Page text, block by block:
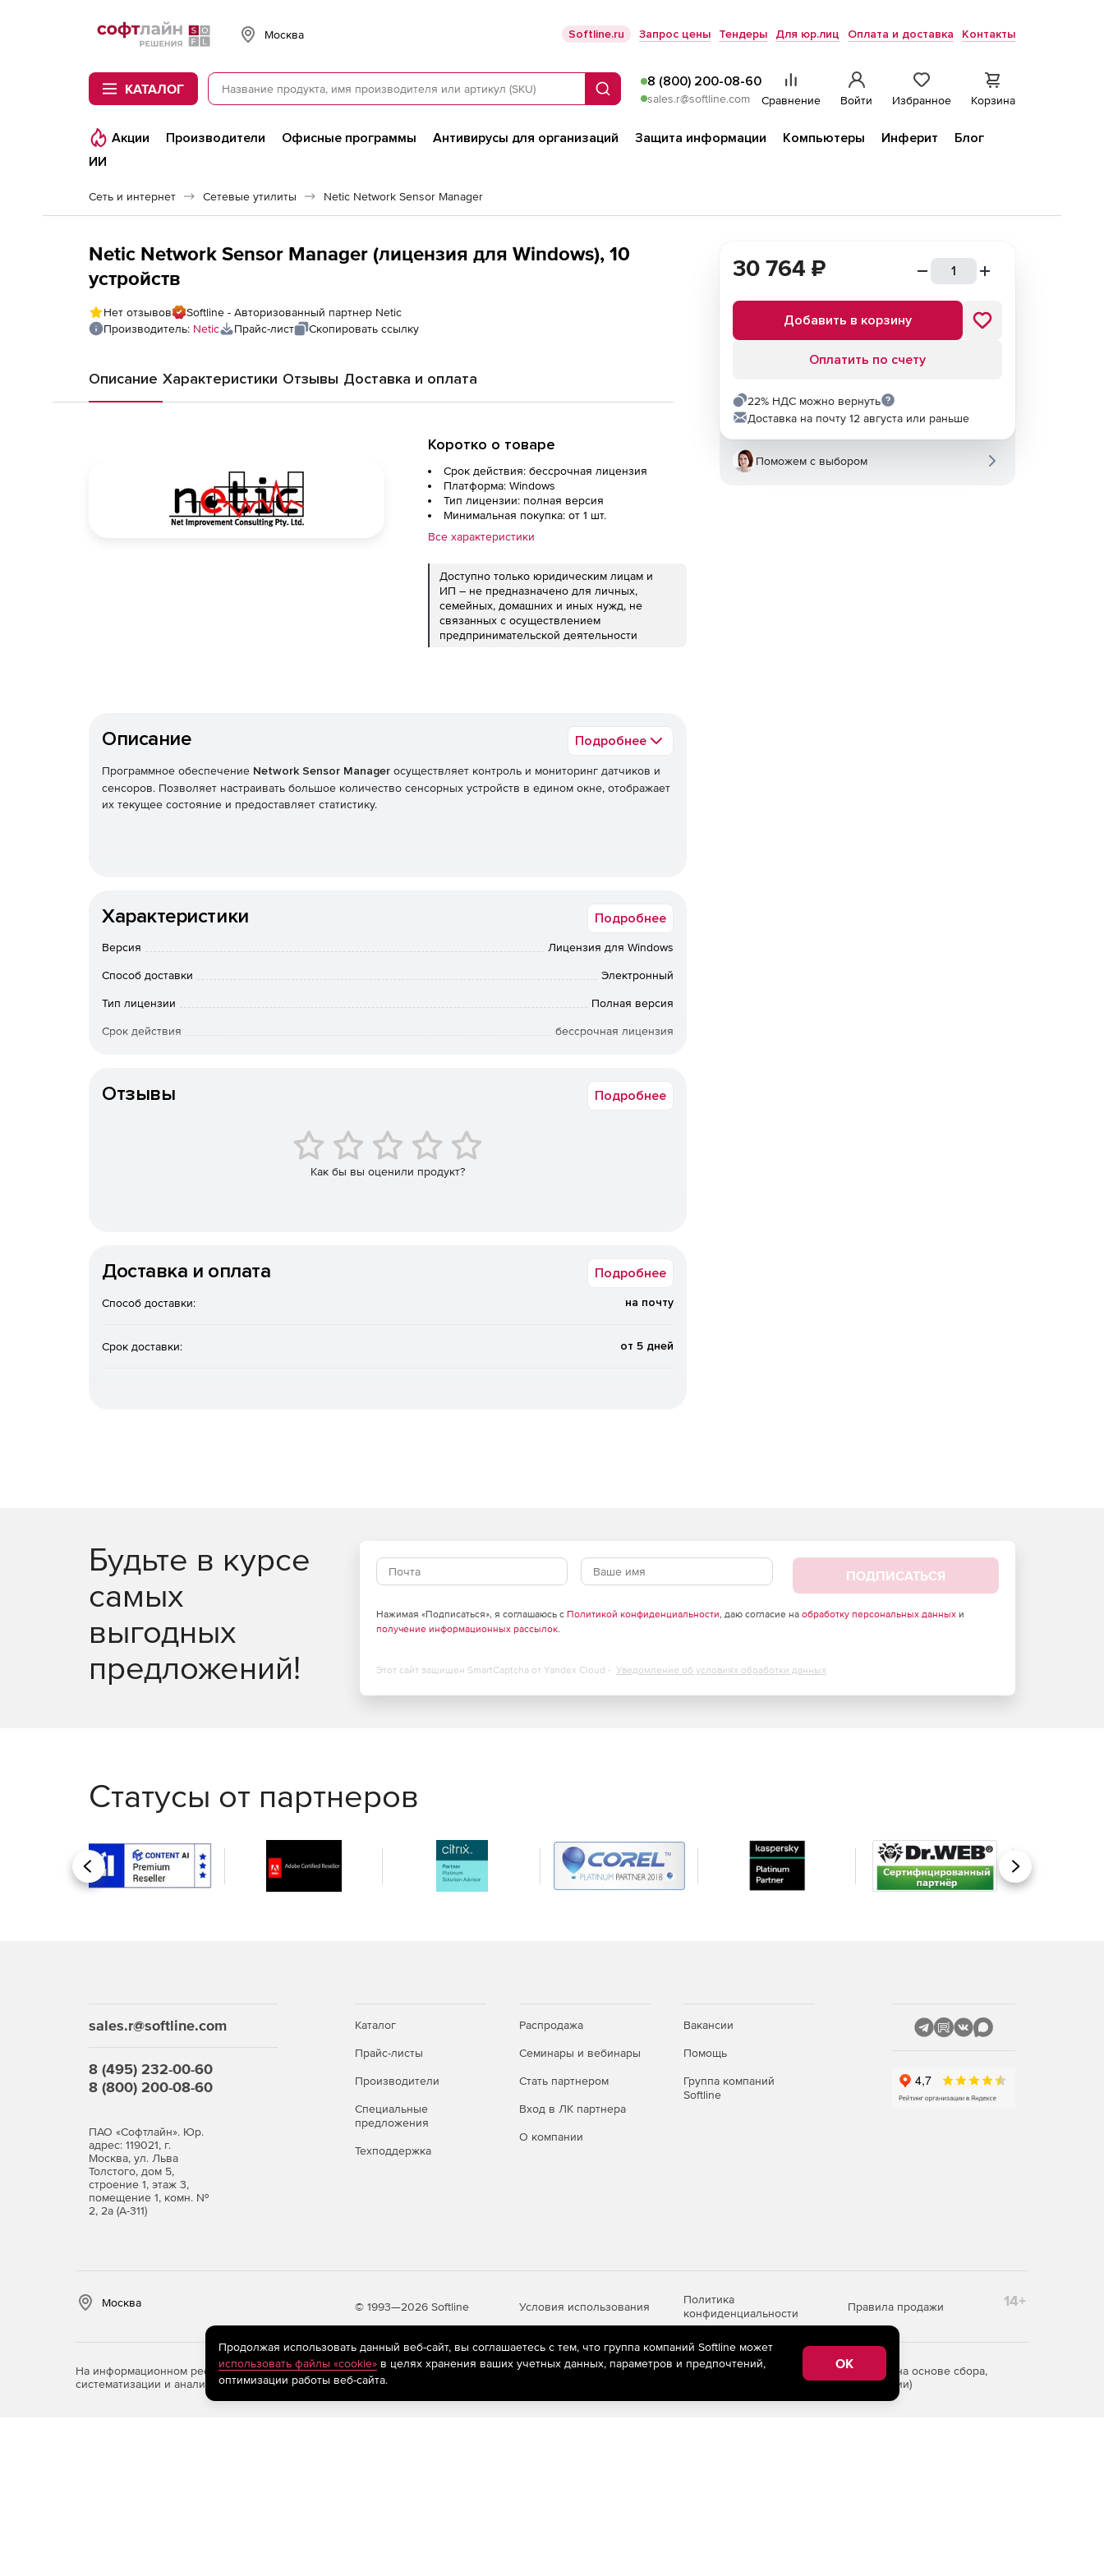
Softline
Москва Softline.ru Запрос цены Тендеры Для юр.лиц Оплата и доставка Контакты
КАТАЛОГ Поиск
8 (800) 200-08-60
sales.r@softline.com Сравнение Войти Избранное Корзина
Акции Производители Офисные программы Антивирусы для организаций Защита информации Компьютеры Инферит
Блог
ИИ
Сеть и интернет Сетевые утилиты Netic Network Sensor Manager
Netic Network Sensor Manager (лицензия для Windows), 10
устройств
Нет отзывов
Softline - Авторизованный партнер Netic
Производитель: Netic Прайс-лист Скопировать ссылку
Описание Характеристики Отзывы Доставка и оплата
Коротко о товаре
Срок действия: бессрочная лицензия
Платформа: Windows
Тип лицензии: полная версия
Минимальная покупка: от 1 шт.
Все характеристики
Доступно только юридическим лицам и
ИП – не предназначено для личных,
семейных, домашних и иных нужд, не
связанных с осуществлением
предпринимательской деятельности
Описание Подробнее
Программное обеспечение Network Sensor Manager осуществляет контроль и мониторинг датчиков и
сенсоров. Позволяет настраивать большое количество сенсорных устройств в едином окне, отображает
их текущее состояние и предоставляет статистику.
Характеристики Подробнее
Версия Лицензия для Windows
Способ доставки Электронный
Тип лицензии Полная версия
Срок действия бессрочная лицензия
Отзывы Подробнее
Как бы вы оценили продукт?
Доставка и оплата Подробнее
Способ доставки: на почту
Срок доставки: от 5 дней
30 764 ₽
Добавить в корзину
Оплатить по счету
22% НДС можно вернуть
Доставка на почту 12 августа или раньше
Поможем с выбором
Будьте в курсе
самых
выгодных
предложений!
ПОДПИСАТЬСЯ
Нажимая «Подписаться», я соглашаюсь с Политикой конфиденциальности, даю согласие на обработку персональных данныхи
получение информационных рассылок.
Этот сайт защищен SmartCaptcha от Yandex Cloud - Уведомление об условиях обработки данных
Статусы от партнеров
Назад Вперед
sales.r@softline.com
8 (495) 232-00-60
8 (800) 200-08-60
ПАО «Софтлайн». Юр.
адрес: 119021, г.
Москва, ул. Льва
Толстого, дом 5,
строение 1, этаж 3,
помещение 1, комн. №
2, 2а (А-311)
Каталог
Прайс-листы
Производители
Специальные
предложения
Техподдержка
Распродажа
Семинары и вебинары
Стать партнером
Вход в ЛК партнера
О компании
Вакансии
Помощь
Группа компаний
Softline
Москва © 1993—2026 Softline Условия использования
Политика
конфиденциальности
Правила продажи 14+
На информационном ресурсе store.softline.ru применяютсярекомендательные технологии (информационные технологии предоставления информации на основе сбора,
систематизации и анализа сведений, относящихся к предпочтениям пользователей сети «Интернет», находящихся на территории Российской Федерации)
Продолжая использовать данный веб-сайт, вы соглашаетесь с тем, что группа компаний Softline может
использовать файлы «cookie»в целях хранения ваших учетных данных, параметров и предпочтений,
оптимизации работы веб-сайта.
OK